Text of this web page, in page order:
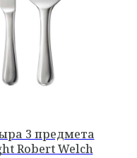
3 предмета
Robert Welch